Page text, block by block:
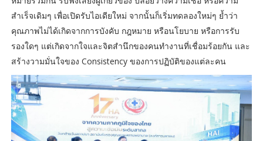
สำเร็จเดิมๆ เพื่อเปิดรับไอเดียใหม่ จากนั้นก็เริ่มทดลองใหม่ๆ ย้ำว่า
คุณภาพไม่ได้เกิดจากการบังคับ กฎหมาย หรือนโยบาย หรือการรับ
รองใดๆ แต่เกิดจากใจและจิตสำนึกของคนทำงานที่เชื่อมร้อยกัน และ
สร้างวามมั่นใจของ Consistency ของการปฏิบัติของแต่ละคน